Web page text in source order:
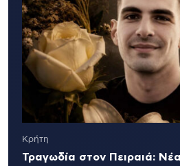
Κρήτη
Τραγωδία στον Πειραιά: